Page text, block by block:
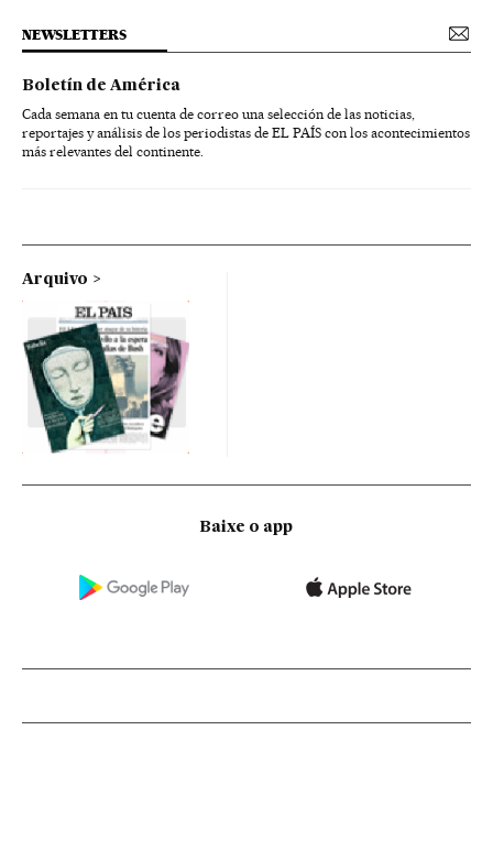
NEWSLETTERS
Boletín de América
Cada semana en tu cuenta de correo una selección de las noticias,
reportajes y análisis de los periodistas de EL PAÍS con los acontecimientos
más relevantes del continente.
Arquivo
Baixe o app